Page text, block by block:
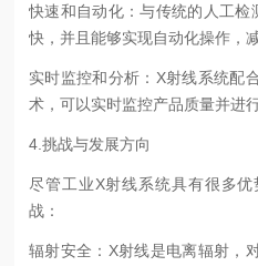
快速和自动化：与传统的人工检
快，并且能够实现自动化操作，
实时监控和分析：X射线系统配
术，可以实时监控产品质量并进
4.挑战与发展方向
尽管工业X射线系统具有很多
战：
辐射安全：X射线是电离辐射，